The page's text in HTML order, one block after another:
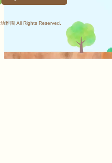
稚園 All Rights Reserved.